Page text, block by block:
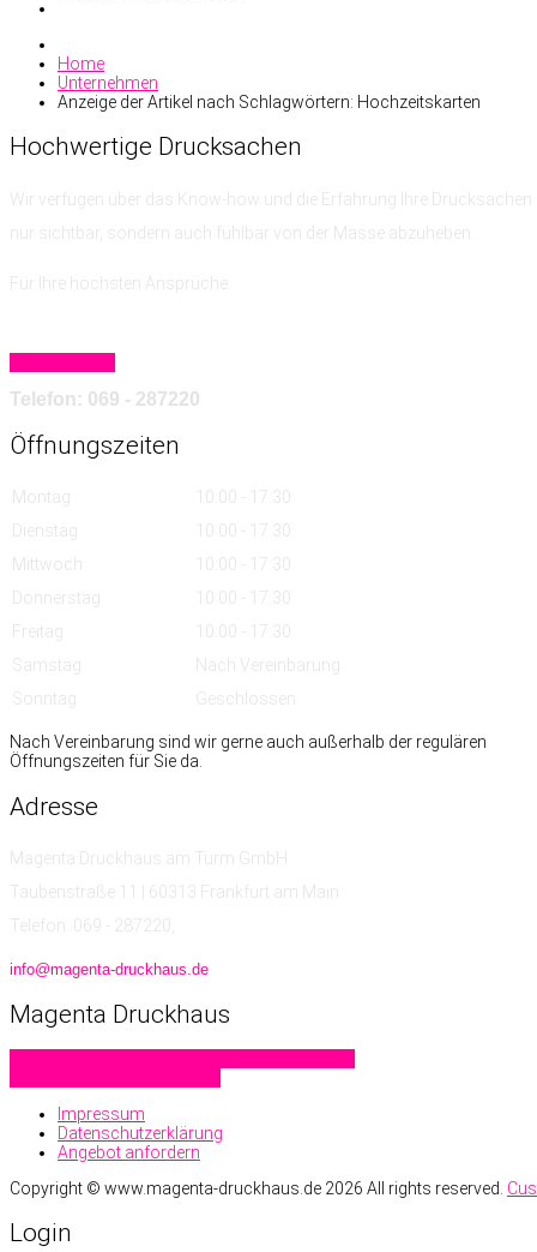
Home
Unternehmen
Anzeige der Artikel nach Schlagwörtern: Hochzeitskarten
Hochwertige Drucksachen
Wir verfügen über das Know-how und die Erfahrung Ihre
nur sichtbar, sondern auch fühlbar von der Masse abzuheben.
Für Ihre höchsten Ansprüche.
Telefon: 069 - 287220
Öffnungszeiten
Montag
10:00 - 17:30
Dienstag
10:00 - 17:30
Mittwoch
10:00 - 17:30
Donnerstag
10:00 - 17:30
Freitag
10:00 - 17:30
Samstag
Nach Vereinbarung
Sonntag
Geschlossen
Nach Vereinbarung sind wir gerne auch außerhalb der regulären
Öffnungszeiten für Sie da.
Adresse
Magenta Druckhaus am Turm GmbH
Taubenstraße 11 | 60313 Frankfurt am Main
Telefon: 069 - 287220,
info@magenta-druckhaus.de
Magenta Druckhaus
Impressum
Datenschutzerklärung
Angebot anfordern
Copyright © www.magenta-druckhaus.de 2026 All rights reserved.
Login